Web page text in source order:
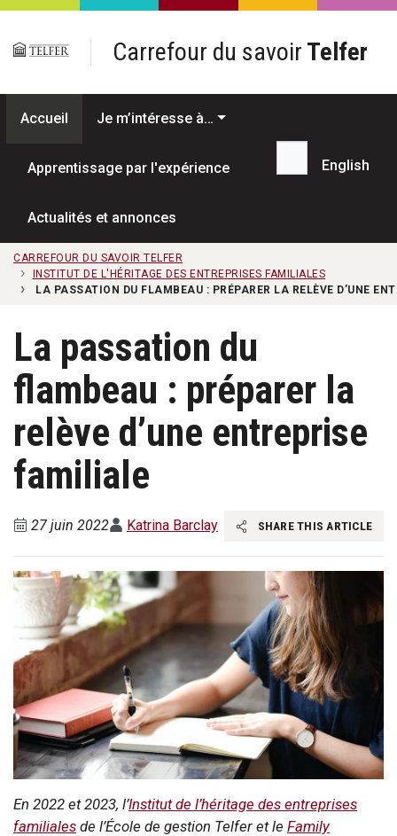
Passer au contenu principal
Carrefour du savoir Telfer
Accueil Je m’intéresse à…
Apprentissage par l'expérience
Actualités et annonces
Recherche...
English
CARREFOUR DU SAVOIR TELFER
INSTITUT DE L'HÉRITAGE DES ENTREPRISES FAMILIALES
LA PASSATION DU FLAMBEAU : PRÉPARER LA RELÈVE D’UNE
La passation du
flambeau : préparer la
relève d’une entreprise
familiale
27 juin 2022 Katrina Barclay SHARE THIS ARTICLE
En 2022 et 2023, l’Institut de l’héritage des entreprises
familiales de l’École de gestion Telfer et le Family